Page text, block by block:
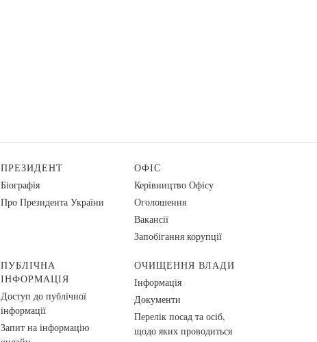
ПРЕЗИДЕНТ
Біографія
Про Президента України
ОФІС
Керівництво Офісу
Оголошення
Вакансії
Запобігання корупції
ПУБЛІЧНА
ІНФОРМАЦІЯ
Доступ до публічної
інформації
Запит на інформацію
ОЧИЩЕННЯ ВЛАДИ
Інформація
Документи
Перелік посад та осіб,
щодо яких проводиться